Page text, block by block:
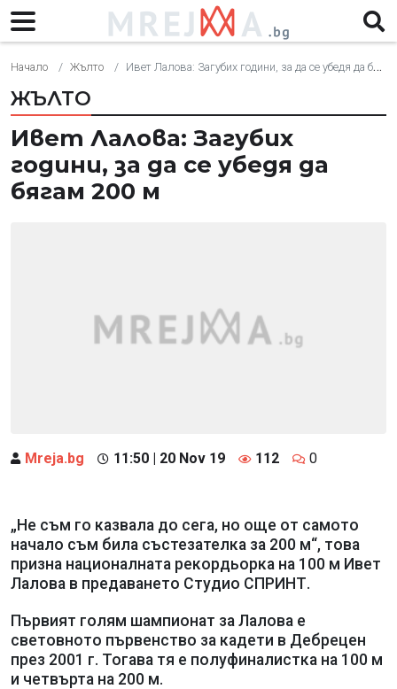
Начало Жълто Ивет Лалова: Загубих години, за да се убедя да бягам 200 м
ЖЪЛТО
Ивет Лалова: Загубих
години, за да се убедя да
бягам 200 м
Mreja.bg 11:50 | 20 Nov 19 112 0
„Не съм го казвала до сега, но още от самото
начало съм била състезателка за 200 м“, това
призна националната рекордьорка на 100 м Ивет
Лалова в предаването Студио СПРИНТ.
Първият голям шампионат за Лалова е
световното първенство за кадети в Дебрецен
през 2001 г. Тогава тя е полуфиналистка на 100 м
и четвърта на 200 м.